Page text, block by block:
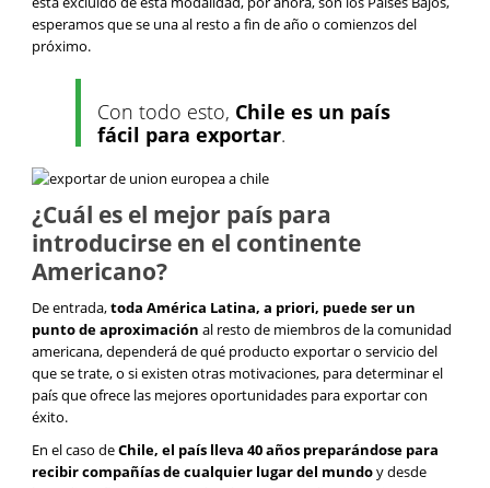
esperamos que se una al resto a fin de año o comienzos del
próximo.
Con todo esto, Chile es un país
fácil para exportar.
¿Cuál es el mejor país para
introducirse en el continente
Americano?
De entrada,toda América Latina, a priori, puede ser un
punto de aproximación al resto de miembros de la comunidad
americana, dependerá de qué producto exportar o servicio del
que se trate, o si existen otras motivaciones, para determinar el
país que ofrece las mejores oportunidades para exportar con
éxito.
En el caso deChile, el país lleva 40 años preparándose para
recibir compañías de cualquier lugar del mundoy desde